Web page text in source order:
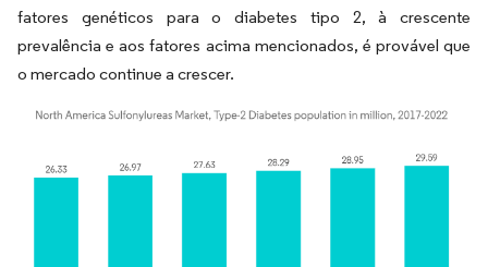
fatores genéticos para o diabetes tipo 2, à crescente
prevalência e aos fatores acima mencionados, é provável que
o mercado continue a crescer.